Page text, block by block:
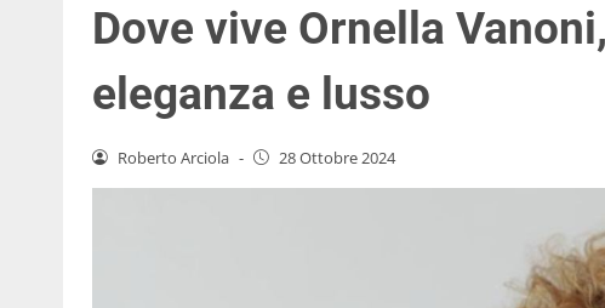
Dove vive Ornella
eleganza e lusso
Roberto Arciola - 28 Ottobre 2024